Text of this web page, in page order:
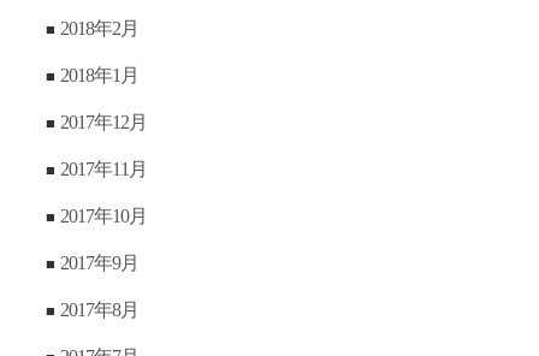
2018年2月
2018年1月
2017年12月
2017年11月
2017年10月
2017年9月
2017年8月